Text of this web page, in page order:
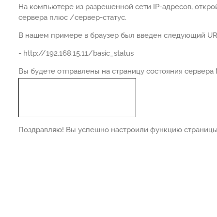
На компьютере из разрешенной сети IP-адресов,
сервера плюс /сервер-статус.
В нашем примере в браузер был введен следующий
- http://192.168.15.11/basic_status
Вы будете отправлены на страницу состояния сервера
Поздравляю! Вы успешно настроили функцию